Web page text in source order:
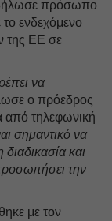
δήλωσε πρόσωπο
το ενδεχόμενο
της ΕΕ σε
να
ο πρόεδρος
από τηλεφωνική
σημαντικό να
και
την
με τον